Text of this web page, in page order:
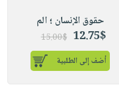
حقوق الإنسان ؛ الم
12.75$
15.00$
أضف إلى الطلبية